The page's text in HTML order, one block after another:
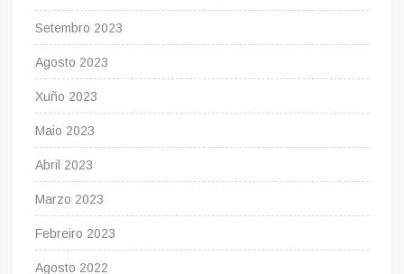
Setembro 2023
Agosto 2023
Xuño 2023
Maio 2023
Abril 2023
Marzo 2023
Febreiro 2023
Agosto 2022